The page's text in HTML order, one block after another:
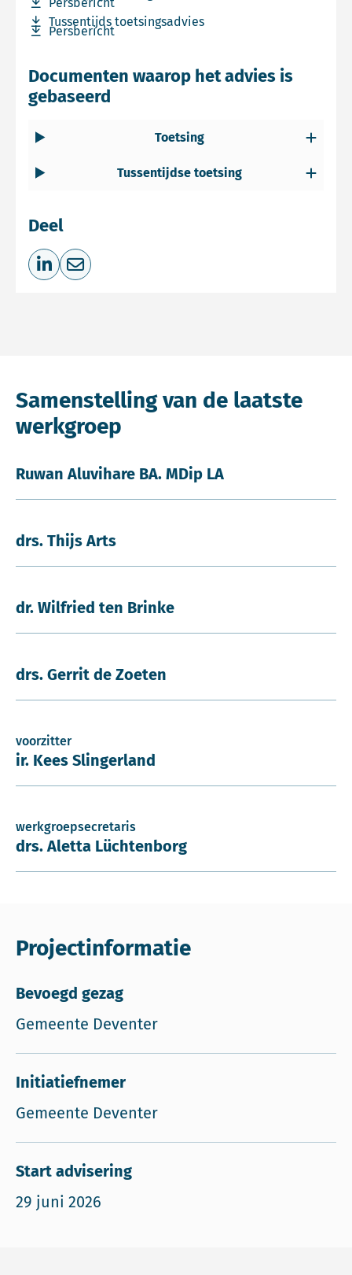
Tussentijds toetsingsadvies
Download bestand Tussentijds toetsingsadvies
Persbericht
Download bestand Persbericht
Documenten waarop het advies is
gebaseerd
Toetsing
Tussentijdse toetsing
Deel
Deel op LinkedIn
Deel via e-mail
Samenstelling van de laatste
werkgroep
Ruwan Aluvihare BA. MDip LA
drs. Thijs Arts
dr. Wilfried ten Brinke
drs. Gerrit de Zoeten
voorzitter
ir. Kees Slingerland
werkgroepsecretaris
drs. Aletta Lüchtenborg
Projectinformatie
Bevoegd gezag
Gemeente Deventer
Initiatiefnemer
Gemeente Deventer
Start advisering
29 juni 2026